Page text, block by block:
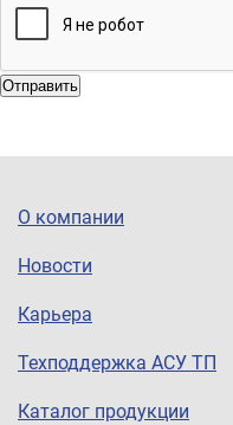
Отправить
О компании
Новости
Карьера
Техподдержка АСУ ТП
Каталог продукции